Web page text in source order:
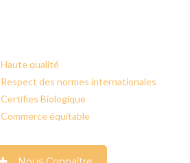
Haute qualité
Respect des normes internationales
Certifies Biologique
Commerce équitable